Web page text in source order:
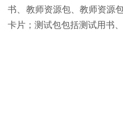
书、教师资源包、教师资源
卡片；测试包包括测试用书